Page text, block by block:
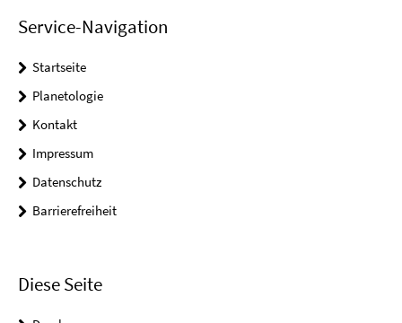
Service-Navigation
Startseite
Planetologie
Kontakt
Impressum
Datenschutz
Barrierefreiheit
Diese Seite